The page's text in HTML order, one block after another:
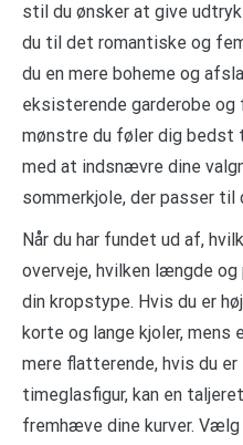
stil du ønsker at give
du til det romantiske og
du en mere boheme og
eksisterende garderobe og
mønstre du føler dig bedst
med at indsnævre dine
sommerkjole, der passer til
Når du har fundet ud af,
overveje, hvilken længde
din kropstype. Hvis du er
korte og lange kjoler,
mere flatterende, hvis du
timeglasfigur, kan en
fremhæve dine kurver.